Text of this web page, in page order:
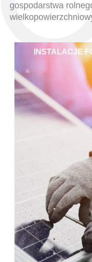
gospodarstwa
INSTALACJE